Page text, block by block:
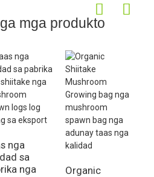
mga produkto
nga
sa
nga
Organic